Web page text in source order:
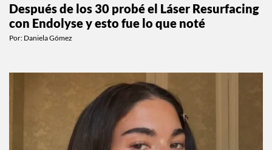
Después de los 30 probé el Láser Resurfacing
con Endolyse y esto fue lo que noté
Por: Daniela Gómez